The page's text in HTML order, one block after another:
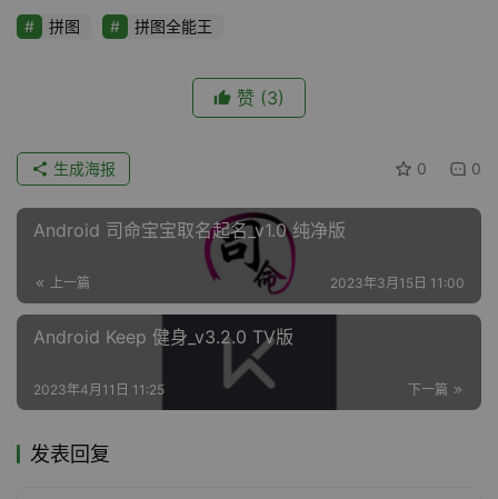
拼图 拼图全能王
赞 (3)
0 0
生成海报
Android 司命宝宝取名起名_v1.0 纯净版
上一篇 2023年3月15日 11:00
Android Keep 健身_v3.2.0 TV版
下一篇
2023年4月11日 11:25
发表回复